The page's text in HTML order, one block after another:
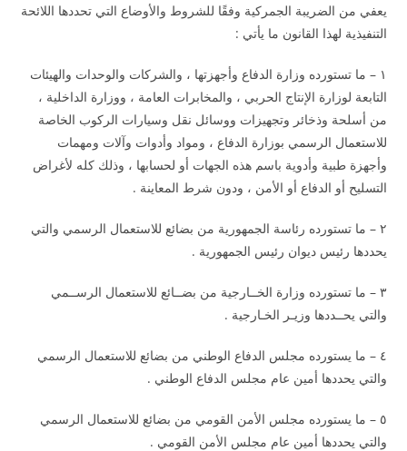
يعفي من الضريبة الجمركية وفقًا للشروط والأوضاع التي تحددها اللائحة
التنفيذية لهذا القانون ما يأتي :
١ – ما تستورده وزارة الدفاع وأجهزتها ، والشركات والوحدات والهيئات
التابعة لوزارة الإنتاج الحربي ، والمخابرات العامة ، ووزارة الداخلية ،
من أسلحة وذخائر وتجهيزات ووسائل نقل وسيارات الركوب الخاصة
للاستعمال الرسمي بوزارة الدفاع ، ومواد وأدوات وآلات ومهمات
وأجهزة طبية وأدوية باسم هذه الجهات أو لحسابها ، وذلك كله لأغراض
التسليح أو الدفاع أو الأمن ، ودون شرط المعاينة .
٢ – ما تستورده رئاسة الجمهورية من بضائع للاستعمال الرسمي والتي
يحددها رئيس ديوان رئيس الجمهورية .
٣ – ما تستورده وزارة الخــارجية من بضــائع للاستعمال الرســمي
والتي يحــددها وزيـر الخـارجية .
٤ – ما يستورده مجلس الدفاع الوطني من بضائع للاستعمال الرسمي
والتي يحددها أمين عام مجلس الدفاع الوطني .
٥ – ما يستورده مجلس الأمن القومي من بضائع للاستعمال الرسمي
والتي يحددها أمين عام مجلس الأمن القومي .